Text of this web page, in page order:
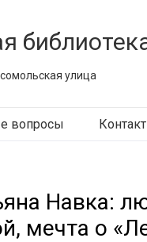
улица
вопросы
Навка:
мечта о